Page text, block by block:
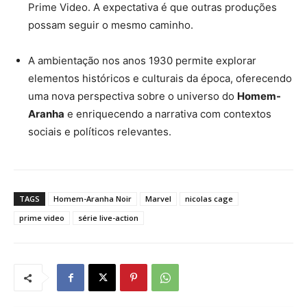
Prime Video. A expectativa é que outras produções
possam seguir o mesmo caminho.
A ambientação nos anos 1930 permite explorar
elementos históricos e culturais da época, oferecendo
uma nova perspectiva sobre o universo do Homem-
Aranha e enriquecendo a narrativa com contextos
sociais e políticos relevantes.
TAGS Homem-Aranha Noir Marvel
nicolas cage
prime video
série live-action